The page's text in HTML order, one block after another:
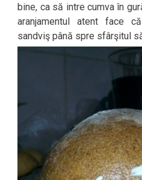
bine, ca să intre cumva în
aranjamentul atent face
sandviş până spre sfârşitul